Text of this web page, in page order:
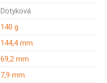
Dotyková
140 g
144,4 mm
69,2 mm
7,9 mm